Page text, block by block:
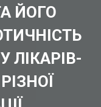
ЙОГО
ЛІКАРІВ-